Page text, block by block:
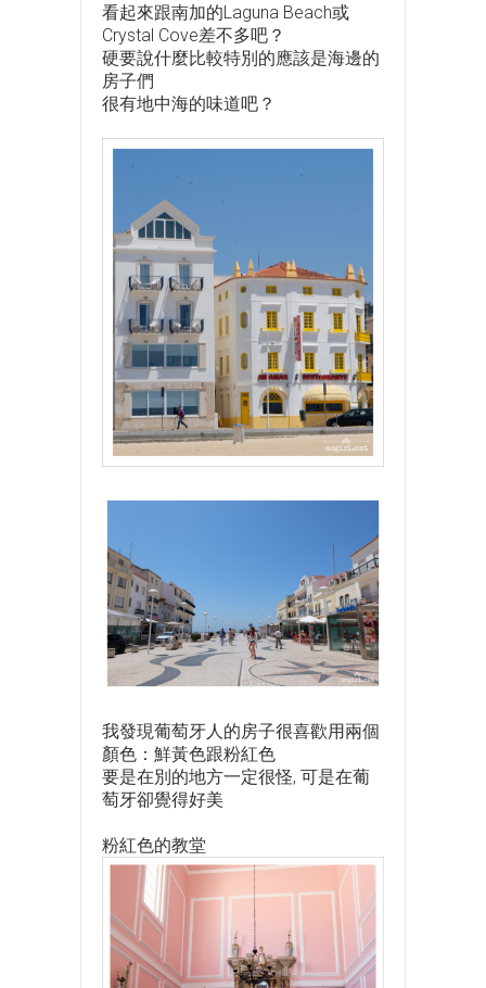
看起來跟南加的Laguna Beach或
Crystal Cove差不多吧？
硬要說什麼比較特別的應該是海邊的
房子們
很有地中海的味道吧？
我發現葡萄牙人的房子很喜歡用兩個
顏色：鮮黃色跟粉紅色
要是在別的地方一定很怪, 可是在葡
萄牙卻覺得好美
粉紅色的教堂